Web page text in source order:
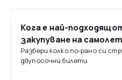
Кога е най-
закупуване на
Разбери колко по-рано си
двупосочни билети.